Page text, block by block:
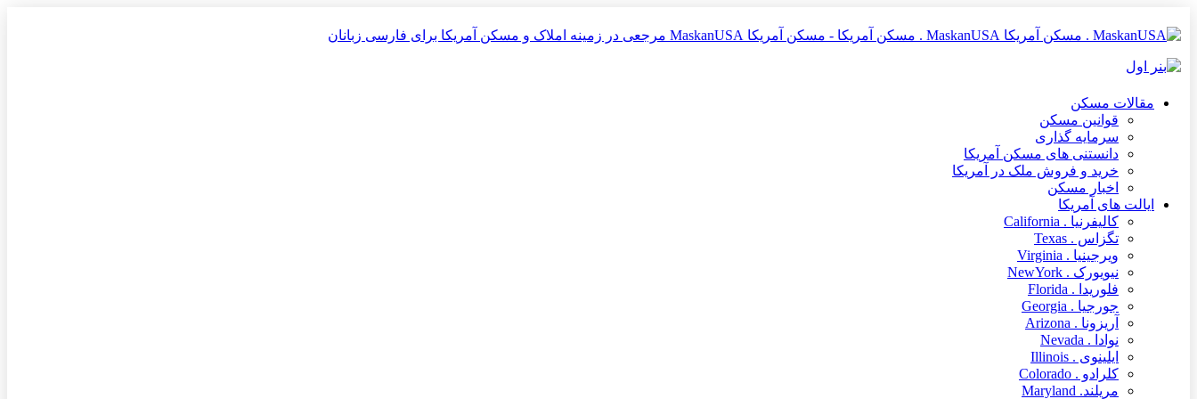
MaskanUSA . مسکن آمریکا - مسکن آمریکا MaskanUSA مرجعی در زمینه املاک و مسکن آمریکا برای فارسی زبانان
مقالات مسکن
قوانین مسکن
سرمایه گذاری
دانستنی های مسکن آمریکا
خرید و فروش ملک در آمریکا
اخبار مسکن
ایالت های آمریکا
کالیفرنیا . California
تگزاس . Texas
ویرجینیا . Virginia
نیویورک . NewYork
فلوریدا . Florida
جورجیا . Georgia
آریزونا . Arizona
نوادا . Nevada
ایلینوی . Illinois
کلرادو . Colorado
مریلند. Maryland